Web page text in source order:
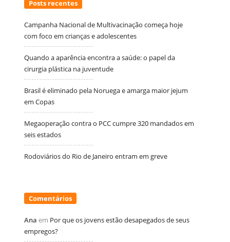
Posts recentes
Campanha Nacional de Multivacinação começa hoje
com foco em crianças e adolescentes
Quando a aparência encontra a saúde: o papel da
cirurgia plástica na juventude
Brasil é eliminado pela Noruega e amarga maior jejum
em Copas
Megaoperação contra o PCC cumpre 320 mandados em
seis estados
Rodoviários do Rio de Janeiro entram em greve
Comentários
Ana em Por que os jovens estão desapegados de seus
empregos?